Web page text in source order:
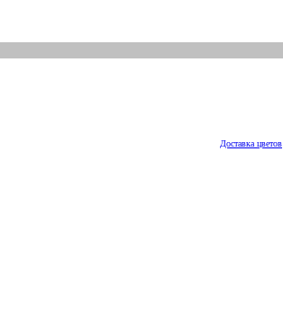
Доставка цветов